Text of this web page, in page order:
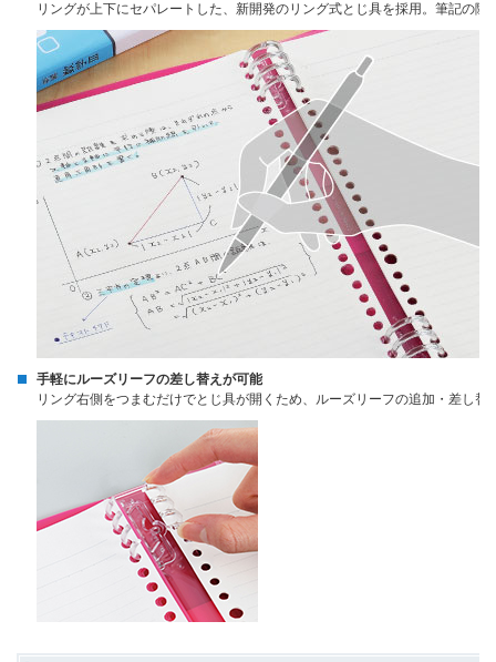
リングが上下にセパレートした、新開発のリング式とじ具を採用。筆記の
手軽にルーズリーフの差し替えが可能
リング右側をつまむだけでとじ具が開くため、ルーズリーフの追加・差し替